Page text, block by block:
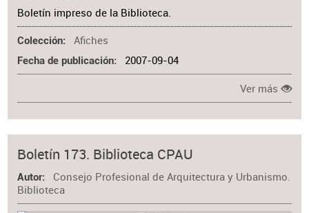
Boletín impreso de la Biblioteca.
Colección Afiches
Fecha de publicación 2007-09-04
Ver más
Boletín 173. Biblioteca CPAU
Autor
Consejo Profesional de Arquitectura y Urbanismo.
Biblioteca